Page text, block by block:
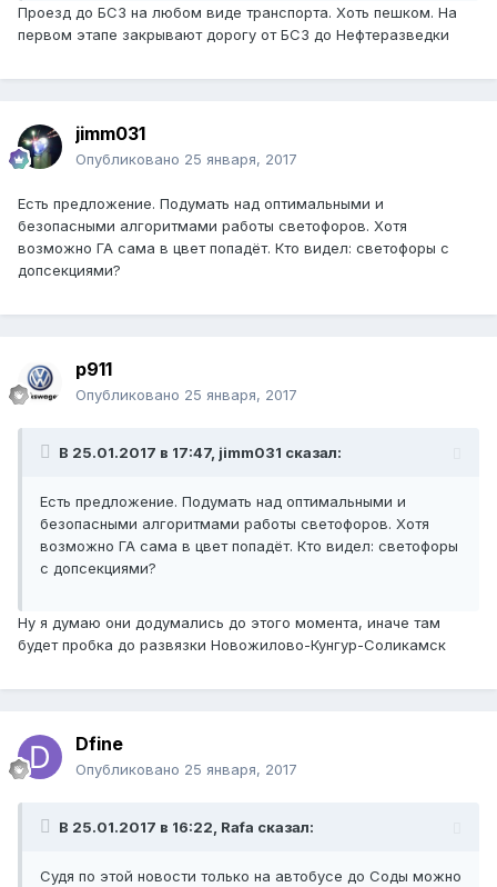
Проезд до БСЗ на любом виде транспорта. Хоть пешком. На
первом этапе закрывают дорогу от БСЗ до Нефтеразведки
jimm031
Опубликовано 25 января, 2017
Есть предложение. Подумать над оптимальными и
безопасными алгоритмами работы светофоров. Хотя
возможно ГА сама в цвет попадёт. Кто видел: светофоры с
допсекциями?
p911
Опубликовано 25 января, 2017
В 25.01.2017 в 17:47, jimm031 сказал:
Есть предложение. Подумать над оптимальными и
безопасными алгоритмами работы светофоров. Хотя
возможно ГА сама в цвет попадёт. Кто видел: светофоры
с допсекциями?
Ну я думаю они додумались до этого момента, иначе там
будет пробка до развязки Новожилово-Кунгур-Соликамск
Dfine
Опубликовано 25 января, 2017
В 25.01.2017 в 16:22, Rafa сказал:
Судя по этой новости только на автобусе до Соды можно